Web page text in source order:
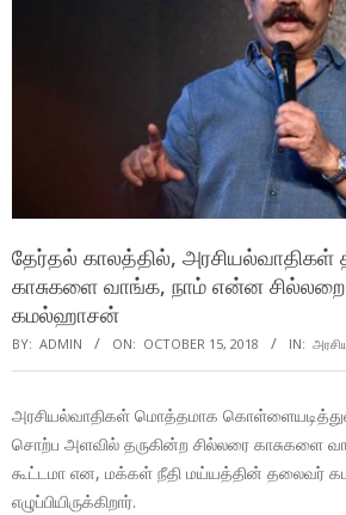
தேர்தல் காலத்தில், அரசியல்வாதிகள்
காசுகளை வாங்க, நாம் என்ன சில்லறை
கமல்ஹாசன்
BY: ADMIN ON: OCTOBER 15, 2018 IN:
அரசியல்வாதிகள் மொத்தமாக
சொற்ப அளவில் தருகின்ற சில்லரை காசுகளை
கூட்டமா என, மக்கள் நீதி மய்யத்தின் தலைவர்
எழுப்பியிருக்கிறார்.